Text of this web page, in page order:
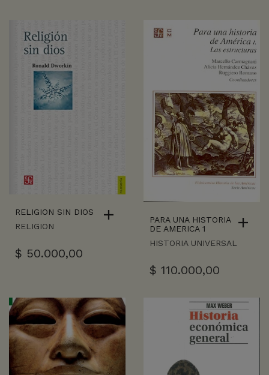
RELIGION SIN DIOS
RELIGION
$ 50.000,00
PARA UNA HISTORIA
DE AMERICA 1
HISTORIA UNIVERSAL
$ 110.000,00